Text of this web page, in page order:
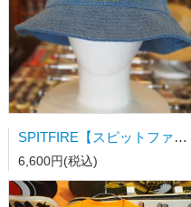
SPITFIRE【スピットファイアー】 MUSHROOM BIGHEAD BUCKET HAT WASHED DENIM
6,600円(税込)